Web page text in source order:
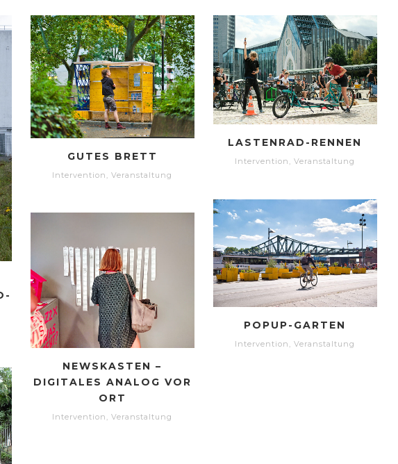
GUTES BRETT
Intervention ,Veranstaltung
LASTENRAD-RENNEN
Intervention ,Veranstaltung
POPUP-GARTEN
Intervention ,Veranstaltung
NEWSKASTEN –
DIGITALES ANALOG VOR
ORT
Intervention ,Veranstaltung